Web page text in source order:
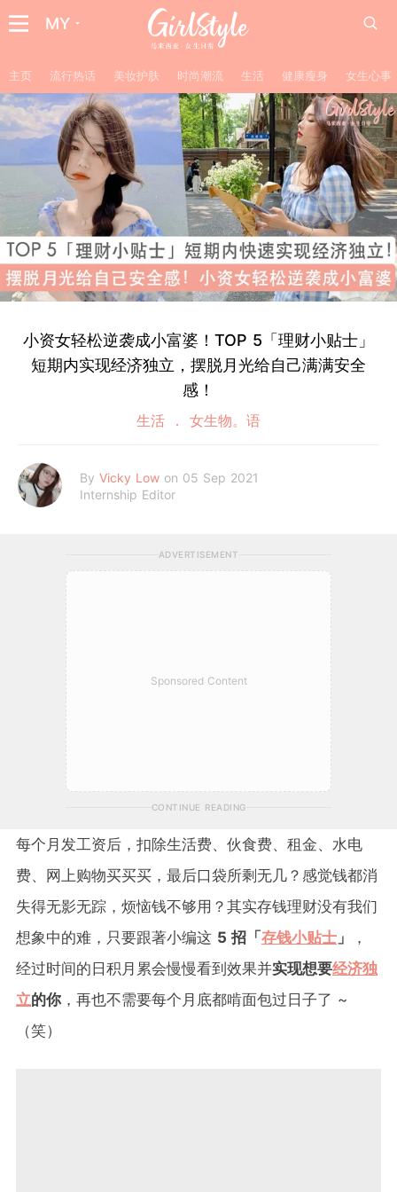
MY
主页 流行热话 美妆护肤 时尚潮流 生活 健康瘦身 女生心事
小资女轻松逆袭成小富婆！TOP 5「理财小贴士」
短期内实现经济独立，摆脱月光给自己满满安全
感！
生活 女生物。语
By Vicky Low on 05 Sep 2021
Internship Editor
ADVERTISEMENT
Sponsored Content
CONTINUE READING
每个月发工资后，扣除生活费、伙食费、租金、水电
费、网上购物买买买，最后口袋所剩无几？感觉钱都消
失得无影无踪，烦恼钱不够用？其实存钱理财没有我们
想象中的难，只要跟著小编这 5 招「存钱小贴士 」
，
经过时间的日积月累会慢慢看到效果并实现想要经济独
立的你，再也不需要每个月底都啃面包过日子了 ~
（笑）